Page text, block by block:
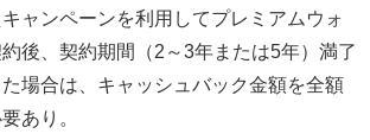
ャンペーンを利用してプレミアムウォ
後、契約期間（2～3年または5年）満了
場合は、キャッシュバック金額を全額
あり。